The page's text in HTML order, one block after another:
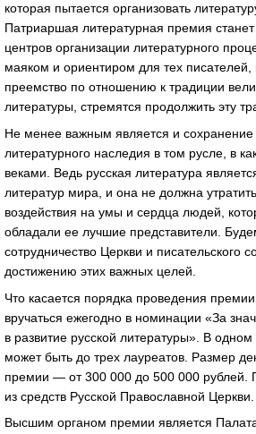
которая пытается организовать
Патриаршая литературная премия
центров организации литературного
маяком и ориентиром для тех писателей,
преемство по отношению к традиции
литературы, стремятся продолжить эту
Не менее важным является и сохранение
литературного наследия в том русле, в
веками. Ведь русская литература
литератур мира, и она не должна
воздействия на умы и сердца людей,
обладали ее лучшие представители.
сотрудничество Церкви и писательского
достижению этих важных целей.
Что касается порядка проведения
вручаться ежегодно в номинации «За
в развитие русской литературы». В
может быть до трех лауреатов. Размер
премии ― от 300 000 до 500 000 рублей.
из средств Русской Православной Церкви.
Высшим органом премии является